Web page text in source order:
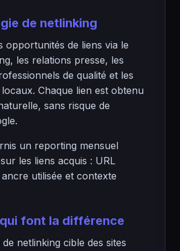
de netlinking
opportunités de liens via le
les relations presse, les
de qualité et les
Chaque lien est obtenu
sans risque de
un reporting mensuel
les liens acquis : URL
utilisée et contexte
font la différence
netlinking cible des sites